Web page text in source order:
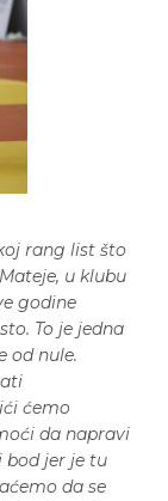
rang list što
u klubu
godine
To je jedna
od nule.
ćemo
da napravi
bod jer je tu
da se